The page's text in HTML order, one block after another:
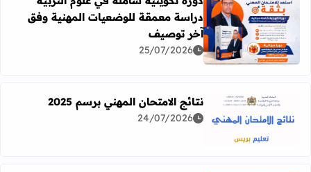
اقرأ المزيد عن دورة تكوينية شاملة في علوم التربية
دراسة معمقة للوضعيات المهنية وفق
آخر توصيف
25/07/2026
اقرأ المزيد عن نتائج الامتحان المهني برسم 2025
نتائج الامتحان المهني برسم 2025
24/07/2026